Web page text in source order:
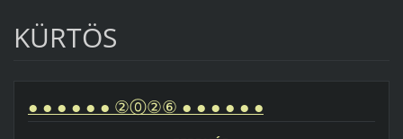
KÜRTÖS
● ● ● ● ● ● ②⓪②⑥ ● ● ● ● ● ●